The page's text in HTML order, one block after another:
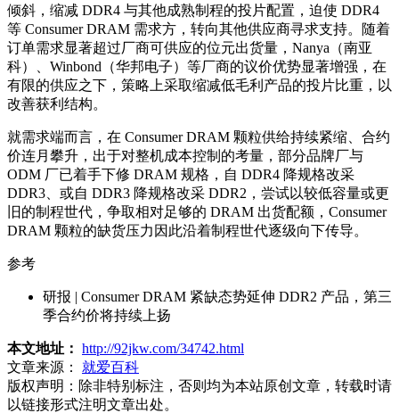
倾斜，缩减 DDR4 与其他成熟制程的投片配置，迫使 DDR4
等 Consumer DRAM 需求方，转向其他供应商寻求支持。随着
订单需求显著超过厂商可供应的位元出货量，Nanya（南亚
科）、Winbond（华邦电子）等厂商的议价优势显著增强，在
有限的供应之下，策略上采取缩减低毛利产品的投片比重，以
改善获利结构。
就需求端而言，在 Consumer DRAM 颗粒供给持续紧缩、合约
价连月攀升，出于对整机成本控制的考量，部分品牌厂与
ODM 厂已着手下修 DRAM 规格，自 DDR4 降规格改采
DDR3、或自 DDR3 降规格改采 DDR2，尝试以较低容量或更
旧的制程世代，争取相对足够的 DRAM 出货配额，Consumer
DRAM 颗粒的缺货压力因此沿着制程世代逐级向下传导。
参考
研报 | Consumer DRAM 紧缺态势延伸 DDR2 产品，第三
季合约价将持续上扬
本文地址： http://92jkw.com/34742.html
文章来源：
就爱百科
版权声明： 除非特别标注，否则均为本站原创文章，转载时请
以链接形式注明文章出处。